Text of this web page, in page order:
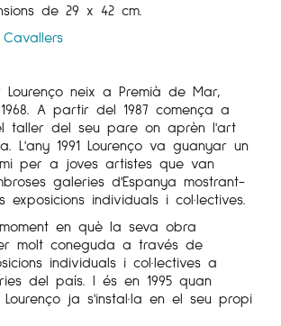
de 29 x 42 cm.
Lourenço neix a Premià de Mar,
A partir del 1987 comença a
taller del seu pare on aprèn l'art
L'any 1991 Lourenço va guanyar un
per a joves artistes que van
galeries d'Espanya mostrant-
exposicions individuals i col·lectives.
en què la seva obra
molt coneguda a través de
individuals i col·lectives a
del país. I és en 1995 quan
ja s'instal·la en el seu propi